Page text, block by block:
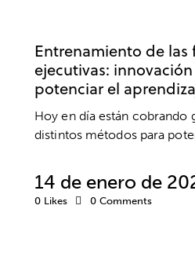
Entrenamiento de las
ejecutivas:
potenciar el
Hoy en día están cobrando
distintos métodos para
14 de enero de
0 Likes 0 Comments